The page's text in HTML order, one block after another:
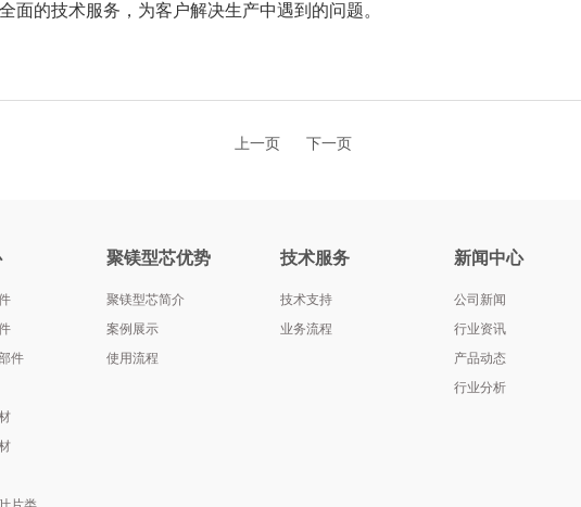
面的技术服务，为客户解决生产中遇到的问题。
上一页 下一页
件
聚镁型芯优势
聚镁型芯简介
案例展示
使用流程
技术服务
技术支持
业务流程
新闻中心
公司新闻
行业资讯
产品动态
行业分析